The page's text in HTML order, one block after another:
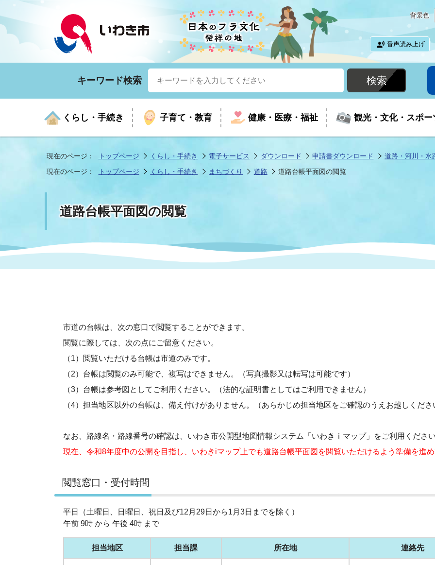
背景色
音声読み上げ
キーワード検索
くらし・手続き
くらしの手続きガイド いざという時に 届出・証明
年金・保険
まちづくり 地域情報 移住・定住
電子サービス オープンデータ・活用事例
子育て・教育
生涯学習 子育て 教育
健康・医療・福祉
医療 健康 児童福祉
高齢者福祉・介護
福祉に関するその他の情報
新型コロナウイルス感染
観光・文化・スポー
お知らせ 年間イベントの案内 外国人観光客向けページ
目的から探す
スポーツ 施設関連情報 教育旅行
入札・契約 産業振興 廃棄物
企業立地
保健・衛生 指定管理者 除染事業
市の紹介 市長室 フラシティいわき
市の統計
職員 行政計画 行政改革
市議会 審議会など
監査委員 農業委員会
市民意見募集(パブリック
現在のページ： トップページ くらし・手続き 電子サービス ダウンロード 申請書ダウンロード
道路・河川・水
現在のページ：
トップページ くらし・手続き まちづくり 道路 道路台帳平面図の閲覧
道路台帳平面図の閲覧
市道の台帳は、次の窓口で閲覧することができます。
閲覧に際しては、次の点にご留意ください。
（1）閲覧いただける台帳は市道のみです。
（2）台帳は閲覧のみ可能で、複写はできません。（写真撮影又は転写は可能です）
（3）台帳は参考図としてご利用ください。（法的な証明書としてはご利用できません）
（4）担当地区以外の台帳は、備え付けがありません。（あらかじめ担当地区をご確認のうえお越しくださ
なお、路線名・路線番号の確認は、いわき市公開型地図情報システム「いわきⅰマップ」をご利用くださ
現在、令和8年度中の公開を目指し、いわきiマップ上でも道路台帳平面図を閲覧いただけるよう準備を進
閲覧窓口・受付時間
平日（土曜日、日曜日、祝日及び12月29日から1月3日までを除く）
午前 9時 から 午後 4時 まで
担当地区 担当課 所在地 連絡先